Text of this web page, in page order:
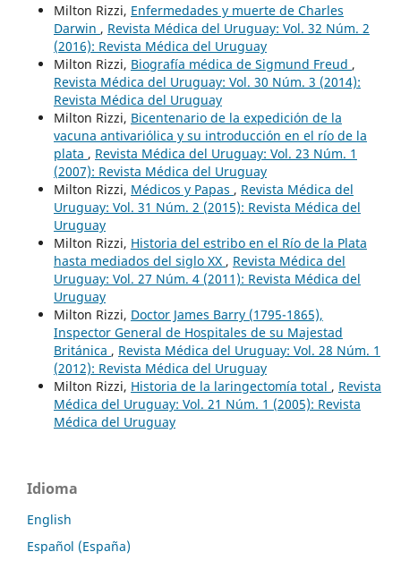
Milton Rizzi, Enfermedades y muerte de Charles
Darwin , Revista Médica del Uruguay: Vol. 32 Núm. 2
(2016): Revista Médica del Uruguay
Milton Rizzi, Biografía médica de Sigmund Freud ,
Revista Médica del Uruguay: Vol. 30 Núm. 3 (2014):
Revista Médica del Uruguay
Milton Rizzi, Bicentenario de la expedición de la
vacuna antivariólica y su introducción en el río de la
plata , Revista Médica del Uruguay: Vol. 23 Núm. 1
(2007): Revista Médica del Uruguay
Milton Rizzi, Médicos y Papas , Revista Médica del
Uruguay: Vol. 31 Núm. 2 (2015): Revista Médica del
Uruguay
Milton Rizzi, Historia del estribo en el Río de la Plata
hasta mediados del siglo XX , Revista Médica del
Uruguay: Vol. 27 Núm. 4 (2011): Revista Médica del
Uruguay
Milton Rizzi, Doctor James Barry (1795-1865),
Inspector General de Hospitales de su Majestad
Británica , Revista Médica del Uruguay: Vol. 28 Núm. 1
(2012): Revista Médica del Uruguay
Milton Rizzi, Historia de la laringectomía total , Revista
Médica del Uruguay: Vol. 21 Núm. 1 (2005): Revista
Médica del Uruguay
Idioma
English
Español (España)